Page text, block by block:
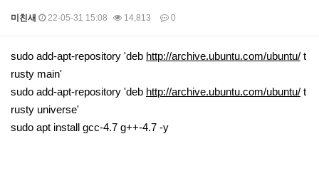
미친새 22-05-31 15:08 14,813 0
본문
sudo add-apt-repository 'deb http://archive.ubuntu.com/ubuntu/ t
rusty main'
sudo add-apt-repository 'deb http://archive.ubuntu.com/ubuntu/ t
rusty universe'
sudo apt install gcc-4.7 g++-4.7 -y